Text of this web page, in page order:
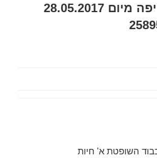
המשפט המחוזי חיפה מיום 28.05.2017
השופטת א' חיות